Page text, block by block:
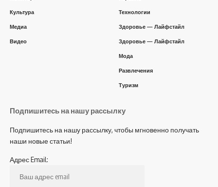
Культура
Медиа
Видео
Технологии
Здоровье — Лайфстайл
Здоровье — Лайфстайл
Мода
Развлечения
Туризм
Подпишитесь на нашу рассылку
Подпишитесь на нашу рассылку, чтобы мгновенно получать
наши новые статьи!
Адрес Email: